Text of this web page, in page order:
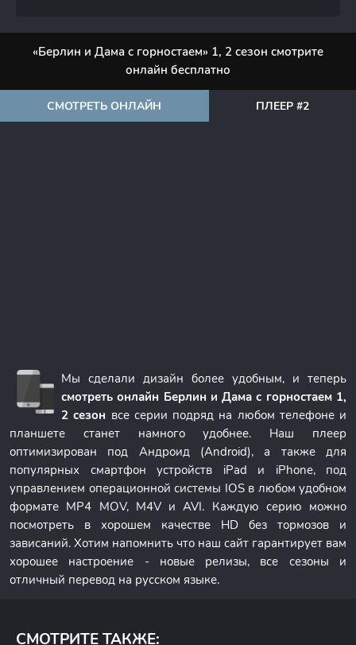
«Берлин и Дама с горностаем» 1, 2 сезон смотрите
онлайн бесплатно
СМОТРЕТЬ ОНЛАЙН ПЛЕЕР #2
Мы сделали дизайн более удобным, и теперь
смотреть онлайн Берлин и Дама с горностаем 1,
2 сезон все серии подряд на любом телефоне и
планшете станет намного удобнее. Наш плеер
оптимизирован под Андроид (Android), а также для
популярных смартфон устройств iPad и iPhone, под
управлением операционной системы IOS в любом удобном
формате MP4 MOV, M4V и AVI. Каждую серию можно
посмотреть в хорошем качестве HD без тормозов и
зависаний. Хотим напомнить что наш сайт гарантирует вам
хорошее настроение - новые релизы, все сезоны и
отличный перевод на русском языке.
СМОТРИТЕ ТАКЖЕ: